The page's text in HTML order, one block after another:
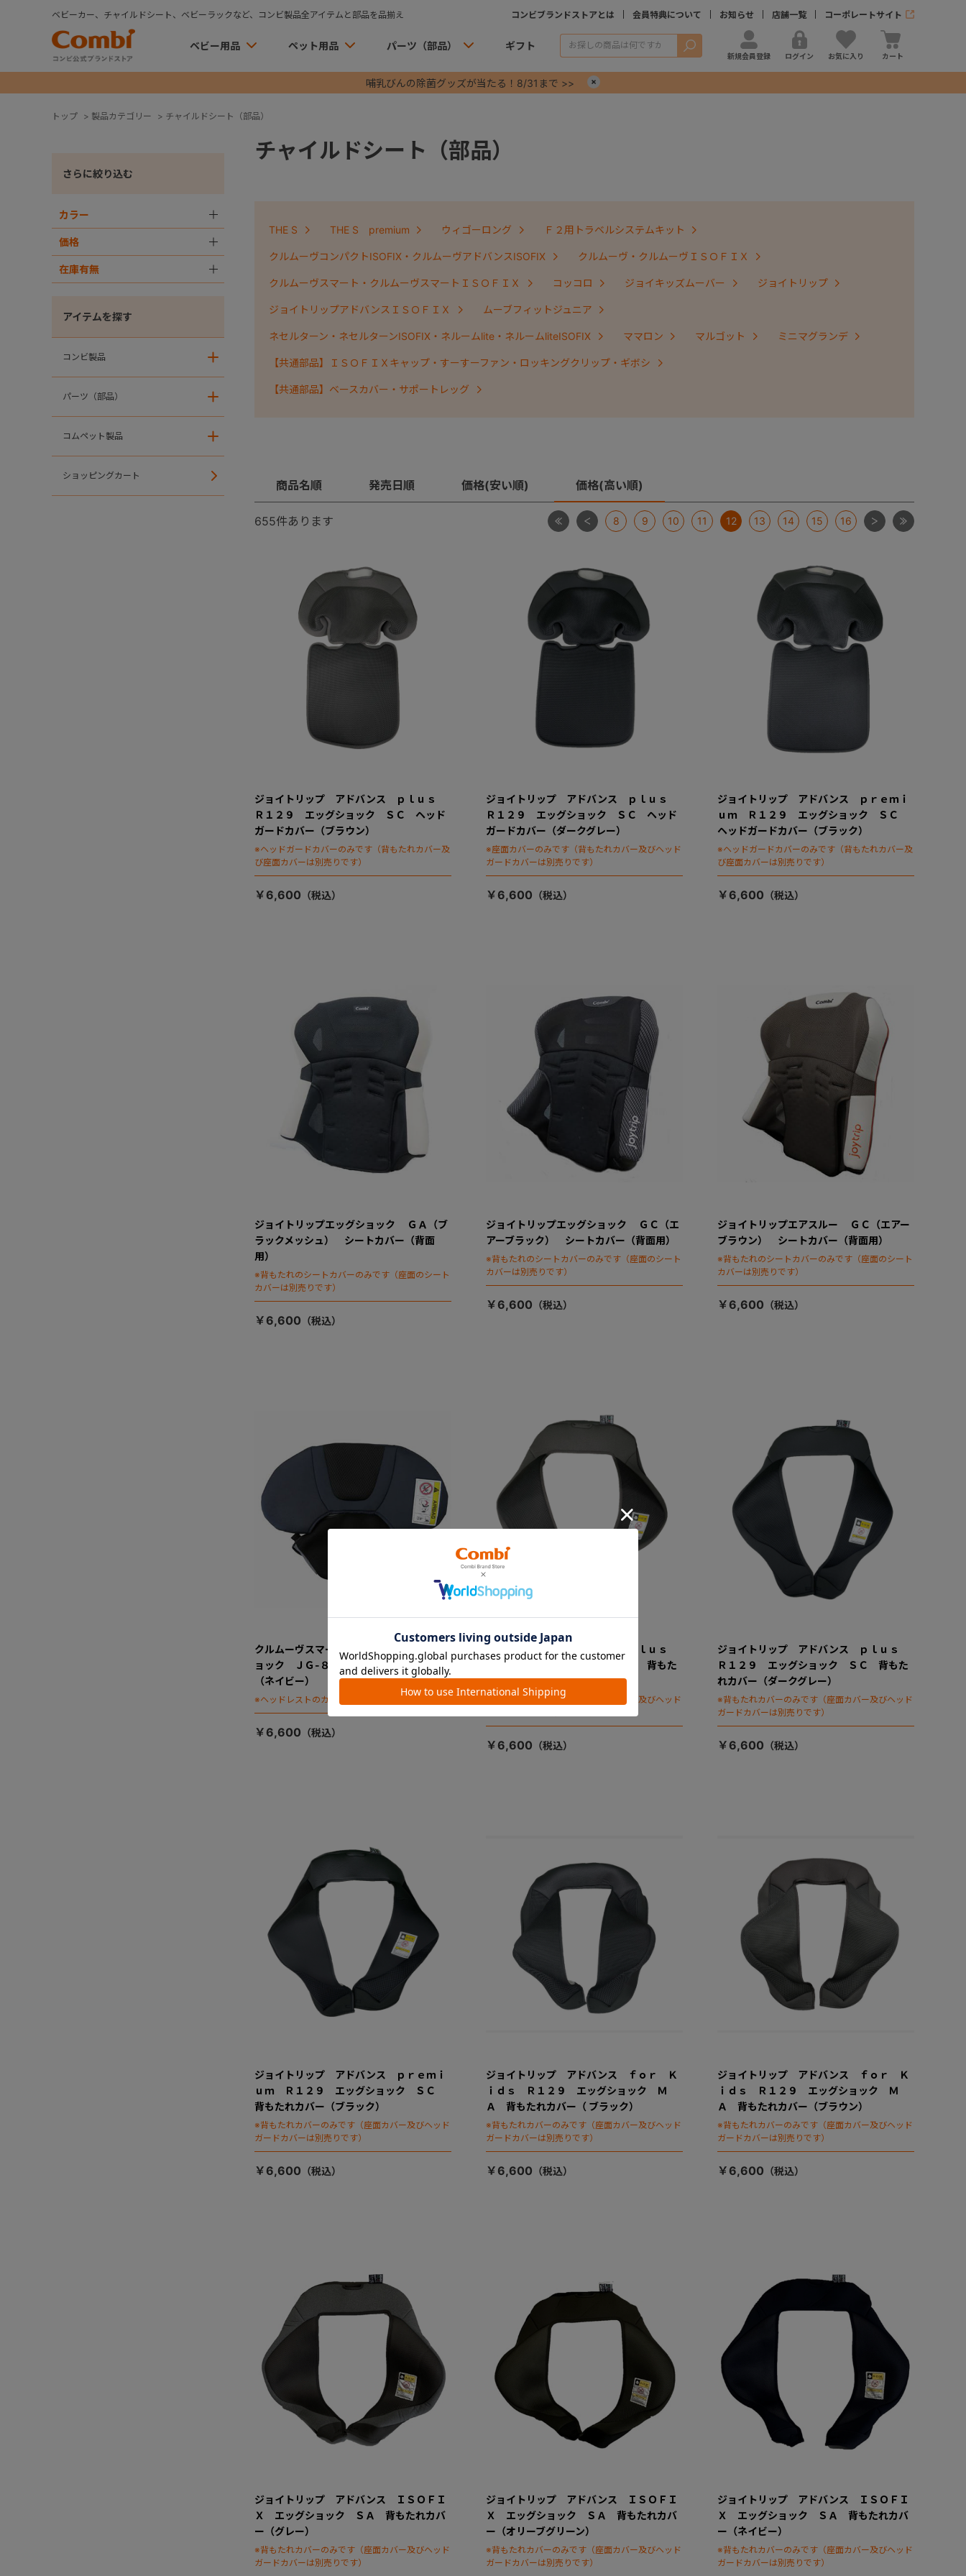
ベビーカー、チャイルドシート、ベビーラックなど、コンビ製品全アイテムと部品を品揃え コンビブランドストアとは 会員特典について お知らせ 店舗一覧 コーポレートサイト
ベビー用品 ペット用品 パーツ（部品） ギフト 検索
新規会員登録 ログイン お気に入り カート
哺乳びんの除菌グッズが当たる！8/31まで >>
トップ > 製品カテゴリー > チャイルドシート（部品）
さらに絞り込む
カラー
価格
在庫有無
アイテムを探す
コンビ製品
パーツ（部品）
コムペット製品
ショッピングカート
チャイルドシート（部品）
THE S THE S premium ウィゴーロング Ｆ２用トラベルシステムキット
クルムーヴコンパクトISOFIX・クルムーヴアドバンスISOFIX クルムーヴ・クルムーヴＩＳＯＦＩＸ
クルムーヴスマート・クルムーヴスマートＩＳＯＦＩＸ コッコロ ジョイキッズムーバー ジョイトリップ
ジョイトリップアドバンスＩＳＯＦＩＸ ムーブフィットジュニア
ネセルターン・ネセルターンISOFIX・ネルームlite・ネルームliteISOFIX ママロン マルゴット ミニマグランデ
【共通部品】ＩＳＯＦＩＸキャップ・すーすーファン・ロッキングクリップ・ギボシ
【共通部品】ベースカバー・サポートレッグ
商品名順 発売日順 価格(安い順) 価格(高い順)
655件あります 最初 前 8 9 10 11 12 13 14 15 16 次 最後
ジョイトリップ アドバンス ｐｌｕｓ
Ｒ１２９ エッグショック ＳＣ ヘッド
ガードカバー（ブラウン）
※ヘッドガードカバーのみです（背もたれカバー及
び座面カバーは別売りです）
￥6,600
ジョイトリップ アドバンス ｐｌｕｓ
Ｒ１２９ エッグショック ＳＣ ヘッド
ガードカバー（ダークグレー）
※座面カバーのみです（背もたれカバー及びヘッド
ガードカバーは別売りです）
￥6,600
ジョイトリップ アドバンス ｐｒｅｍｉ
ｕｍ Ｒ１２９ エッグショック ＳＣ
ヘッドガードカバー（ブラック）
※ヘッドガードカバーのみです（背もたれカバー及
び座面カバーは別売りです）
￥6,600
ジョイトリップエッグショック ＧＡ（ブ
ラックメッシュ） シートカバー（背面
用）
※背もたれのシートカバーのみです（座面のシート
カバーは別売りです）
￥6,600
ジョイトリップエッグショック ＧＣ（エ
アーブラック） シートカバー（背面用）
※背もたれのシートカバーのみです（座面のシート
カバーは別売りです）
￥6,600
ジョイトリップエアスルー ＧＣ（エアー
ブラウン） シートカバー（背面用）
※背もたれのシートカバーのみです（座面のシート
カバーは別売りです）
￥6,600
クルムーヴスマートＩＳＯＦＩＸエッグシ
ョック ＪＧ-８００ ヘッドレストカバー
（ネイビー）
※ヘッドレストのカバーのみとなります。
￥6,600
ジョイトリップ アドバンス ｐｌｕｓ
Ｒ１２９ エッグショック ＳＣ 背もた
れカバー（ブラウン）
※背もたれカバーのみです（座面カバー及びヘッド
￥6,600
ジョイトリップ アドバンス ｐｌｕｓ
Ｒ１２９ エッグショック ＳＣ 背もた
れカバー（ダークグレー）
※背もたれカバーのみです（座面カバー及びヘッド
ガードカバーは別売りです）
￥6,600
ジョイトリップ アドバンス ｐｒｅｍｉ
ｕｍ Ｒ１２９ エッグショック ＳＣ
背もたれカバー（ブラック）
※背もたれカバーのみです（座面カバー及びヘッド
ガードカバーは別売りです）
￥6,600
ジョイトリップ アドバンス ｆｏｒ Ｋ
ｉｄｓ Ｒ１２９ エッグショック Ｍ
Ａ 背もたれカバー（ ブラック）
※背もたれカバーのみです（座面カバー及びヘッド
ガードカバーは別売りです）
￥6,600
ジョイトリップ アドバンス ｆｏｒ Ｋ
ｉｄｓ Ｒ１２９ エッグショック Ｍ
Ａ 背もたれカバー（ブラウン）
※背もたれカバーのみです（座面カバー及びヘッド
ガードカバーは別売りです）
￥6,600
ジョイトリップ アドバンス ＩＳＯＦＩ
Ｘ エッグショック ＳＡ 背もたれカバ
ー（グレー）
※背もたれカバーのみです（座面カバー及びヘッド
ガードカバーは別売りです）
ジョイトリップ アドバンス ＩＳＯＦＩ
Ｘ エッグショック ＳＡ 背もたれカバ
ー（オリーブグリーン）
※背もたれカバーのみです（座面カバー及びヘッド
ガードカバーは別売りです）
ジョイトリップ アドバンス ＩＳＯＦＩ
Ｘ エッグショック ＳＡ 背もたれカバ
ー（ネイビー）
※背もたれカバーのみです（座面カバー及びヘッド
ガードカバーは別売りです）